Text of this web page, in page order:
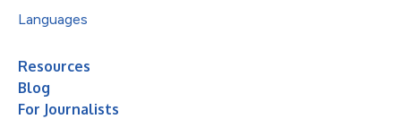
Languages
Resources
Blog
For Journalists